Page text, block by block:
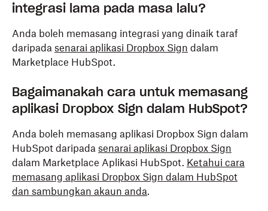
integrasi lama pada masa lalu?
Anda boleh memasang integrasi yang dinaik taraf
daripada senarai aplikasi Dropbox Sign dalam
Marketplace HubSpot.
Bagaimanakah cara untuk memasang
aplikasi Dropbox Sign dalam HubSpot?
Anda boleh memasang aplikasi Dropbox Sign dalam
HubSpot daripada senarai aplikasi Dropbox Sign
dalam Marketplace Aplikasi HubSpot. Ketahui cara
memasang aplikasi Dropbox Sign dalam HubSpot
dan sambungkan akaun anda.